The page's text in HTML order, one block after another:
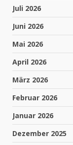
Juli 2026
Juni 2026
Mai 2026
April 2026
März 2026
Februar 2026
Januar 2026
Dezember 2025